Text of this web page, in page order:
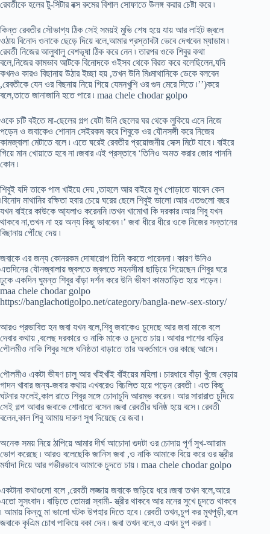
রেবতীকে হলের টু-সিটার বক্স রুমের বিশাল সোফাতে উলঙ্গ করার চেষ্টা করে ৷
কিন্ত রেবতীর সৌভাগ্য ঠিক সেই সময়ই মুভি শেষ হয়ে যায় আর লাইট জ্বলে
ওঠায় বিনোদ ওনাকে ছেড়ে দিয়ে বলে,আমার প্রস্তাবটা ভেবে দেখবেন ম্যাডাম ৷
রেবতী নিজের আলুথালু বেশভূষা ঠিক করে নেন ৷ তারপর ওকে শিবুর কথা
বলে,নিজের কামভাব আটকে বিনোদকে ওইসব থেকে বিরত করে বলেছিলেন,যদি
কখনও কারও বিছানায় উঠার ইচ্ছা হয় ,তখন উনি মিঃমাথানিকে ডেকে বলবেন
,রেবতীকে যেন ওর বিছনায় নিয়ে গিয়ে যেমনখুশি ওর গুদ মেরে দিতে ৷’’)করে
বলে,তাতে জানাজানি হতে পারে ৷ maa chele chodar golpo
ওকে চটি বইতে মা-ছেলের গল্প যেটা উনি ছেলের ঘর থেকে লুকিয়ে এনে নিজে
পড়েন ও জবাকেও শোনান সেইরকম করে শিবুকে ওর যৌনসঙ্গী করে নিজের
কামজ্বালা মেটাতে বলে ৷ এতে ঘরেই রেবতীর প্রয়োজনীয় সেক্স মিটে যাবে ৷ বাইরে
গিয়ে মান খোয়াতে হবে না ৷জবার এই প্রস্তাবে ‘তিনিও অমত করার জোর পাননি
কোন ৷
শিবুই যদি তাকে পাল খাইয়ে দেয় ,তাহলে আর বাইরে মুখ পোড়াতে যাবেন কেন
৷বিনোদ মাথানির রক্ষিতা হবার চেয়ে ঘরের ছেলে শিবুই ভালো ৷আর এতগুলো বছর
যখন বাইরে কাউকে আ্যলাও করেননি ৷তখন খামোখা কি দরকার ৷আর শিবু যখন
থাকবে না,তখন না হয় অন্য কিছু ভাববেন ৷’ জবা ধীরে ধীরে ওকে নিজের সন্তানের
বিছানায় পৌঁছে দেয় ৷
জবাকে এর জন্য কোনরকম দোষারোপ তিনি করতে পারেননা ৷ কারণ উনিও
এতদিনের যৌনজ্বালায় জ্বলতে জ্বলতে সহনসীমা ছাড়িয়ে গিয়েছেন ৷শিবুর ঘরে
ঢুকে একদিন ঘুমন্ত শিবুর বাঁড়া দর্শন করে উনি ভীষণ কামতাড়িত হয়ে পড়েন ৷
maa chele chodar golpo
https://banglachotigolpo.net/category/bangla-new-sex-story/
আরও প্রভাবিত হন জবা যখন বলে,শিবু জবাকেও চুদেছে আর জবা মাকে বলে
দেবার কথায় ,বলেছ দরকারে ও নাকি মাকে ও চুদতে চায় ৷ আবার পাশের বাড়ির
পৌলমীও নাকি শিবুর সঙ্গে ঘনিষ্ঠতা বাড়াতে তার অবর্তমানে ওর কাছে আসে ৷
পৌলমীও একটা ভীষণ চালু আর খাঁইখাঁই বাঁইয়ের মহিলা ৷ চারধারে বাঁড়া খুঁজে বেড়ায়
গাদন খাবার জন্য-জবার কথায় এখবরেও বিচলিত হয়ে পড়েন রেবতী ৷ এত কিছু
ঘটনার ফলেই,কাল রাতে শিবুর সঙ্গে চোদাচুদি আরম্ভ করেন ৷ আর সারারাত চুদিয়ে
সেই গল্প আবার জবাকে শোনাতে বসেন ৷জবা রেবতীর ঘনিষ্ঠ হয়ে বসে ৷ রেবতী
বলেন,কাল শিবু আমায় দারুণ সুখ দিয়েছে রে জবা ৷
অনেক সময় নিয়ে ঠাপিয়ে আমার দীর্ঘ আচোদা গুদটা ওর চোদায় পূর্ণ সুখ-আারাম
ভোগ করেছে ৷ আরও বলেছেকি জানিস জবা ,ও নাকি আমাকে বিয়ে করে ওর স্ত্রীর
মর্যাদা দিয়ে আর গভীরভাবে আমাকে চুদতে চায় ৷ maa chele chodar golpo
একটানা কথাগুলো বলে ,রেবতী লজ্জায় জবাকে জড়িয়ে ধরে ৷জবা তখন বলে,আরে
এতো সুসংবাদ ৷ বাড়িতে তোমরা স্বামী- স্ত্রীর থাকবে আর মনের সুখে চুদতে থাকবে
৷ আমায় কিন্তু মা ভালো ঘটক উপহার দিতে হবে ৷ রেবতী তখন,চুপ কর মুখপুড়ী,বলে
জবাকে কৃএিম চোখ পাকিয়ে বকা দেন ৷ জবা তখন বলে,ও এখন চুপ করনা ৷